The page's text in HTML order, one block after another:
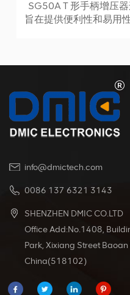
SG50A T 形手柄增压
旨在提供便利性和易用
适用
info@dmictech.com
0086 137 6321 3143
SHENZHEN DMIC CO.LTD
Office Add:No.1408,
Park, Xixiang Street
China(518102)